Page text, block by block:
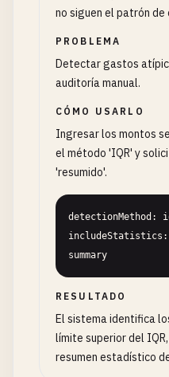
no siguen el patrón de
PROBLEMA
Detectar gastos
auditoría manual.
CÓMO USARLO
Ingresar los montos
el método 'IQR' y
'resumido'.
includeStatistics:
summary
RESULTADO
El sistema identifica
límite superior del
resumen estadístico